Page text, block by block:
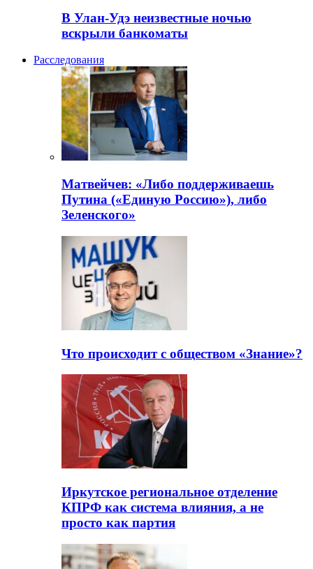
В Улан-Удэ неизвестные ночью
вскрыли банкоматы
Расследования
Матвейчев: «Либо поддерживаешь
Путина («Единую Россию»), либо
Зеленского»
Что происходит с обществом «Знание»?
Иркутское региональное отделение
КПРФ как система влияния, а не
просто как партия